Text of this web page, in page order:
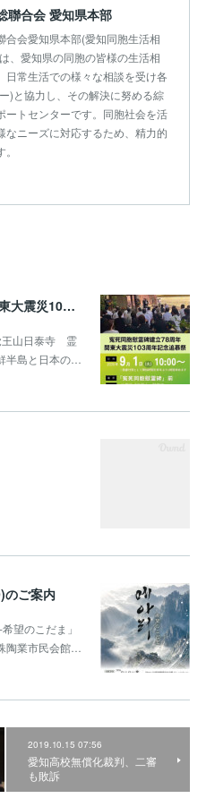
聯合会 愛知県本部
合会愛知県本部(愛知同胞生活相
、愛知県の同胞の皆様の生活相
日常生活での様々な相談を受け各
)と協力し、その解決に努める綜
ートセンターです。同胞社会を活
なニーズに対応するため、精力的
寃死同胞慰霊碑建立78周年・関東大震災103周年記念追慕祭のお知らせ
王山日泰寺 霊
半島と日本の…
のご案内
望のこだま」
陶業市民会館…
2019.10.15 07:56
愛知高校無償化裁判、二審
も敗訴